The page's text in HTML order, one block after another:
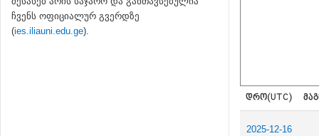
ჩვენს ოფიციალურ გვერდზე
(ies.iliauni.edu.ge).
ᲓᲠᲝ(UTC)
2025-12-16